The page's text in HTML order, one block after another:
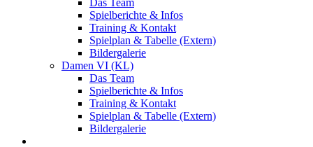
Das Team
Spielberichte & Infos
Training & Kontakt
Spielplan & Tabelle (Extern)
Bildergalerie
Damen VI (KL)
Das Team
Spielberichte & Infos
Training & Kontakt
Spielplan & Tabelle (Extern)
Bildergalerie